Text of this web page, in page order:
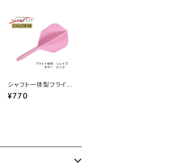
シャフト一体型フライ
ト シームレス カルシ
ウム シェイプ カラ
¥770